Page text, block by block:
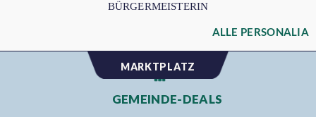
BÜRGERMEISTERIN
ALLE PERSONALIA
MARKTPLATZ
GEMEINDE-DEALS